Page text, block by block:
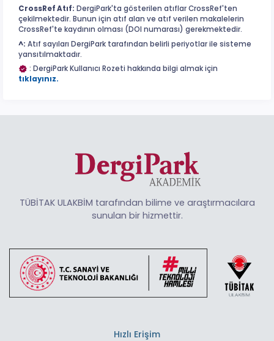
CrossRef Atıf: DergiPark'ta gösterilen atıflar CrossRef'ten
çekilmektedir. Bunun için atıf alan ve atıf verilen makalelerin
CrossRef'te kaydının olması (DOI numarası) gerekmektedir.
^: Atıf sayıları DergiPark tarafından belirli periyotlar ile sisteme
yansıtılmaktadır.
: DergiPark Kullanıcı Rozeti hakkında bilgi almak için
tıklayınız.
TÜBİTAK ULAKBİM tarafından bilime ve araştırmacılara
sunulan bir hizmettir.
Hızlı Erişim